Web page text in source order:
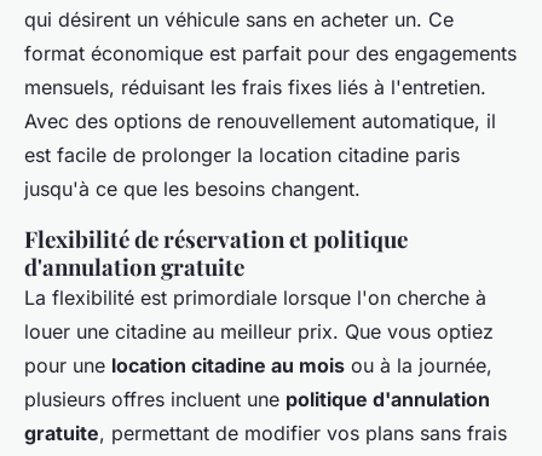
qui désirent un véhicule sans en acheter un. Ce
format économique est parfait pour des engagements
mensuels, réduisant les frais fixes liés à l'entretien.
Avec des options de renouvellement automatique, il
est facile de prolonger la location citadine paris
jusqu'à ce que les besoins changent.
Flexibilité de réservation et politique
d'annulation gratuite
La flexibilité est primordiale lorsque l'on cherche à
louer une citadine au meilleur prix. Que vous optiez
pour une location citadine au mois ou à la journée,
plusieurs offres incluent une politique d'annulation
gratuite, permettant de modifier vos plans sans frais